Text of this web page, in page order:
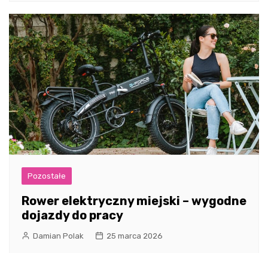
Pozostałe
Rower elektryczny miejski – wygodne
dojazdy do pracy
Damian Polak 25 marca 2026